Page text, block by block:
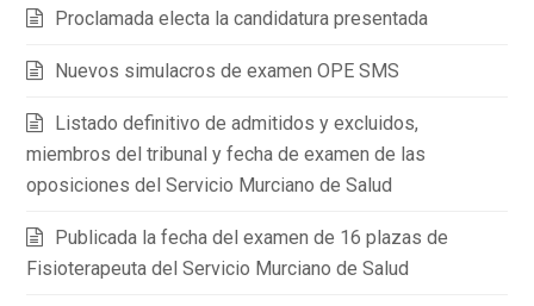
Proclamada electa la candidatura presentada
Nuevos simulacros de examen OPE SMS
Listado definitivo de admitidos y excluidos,
miembros del tribunal y fecha de examen de las
oposiciones del Servicio Murciano de Salud
Publicada la fecha del examen de 16 plazas de
Fisioterapeuta del Servicio Murciano de Salud